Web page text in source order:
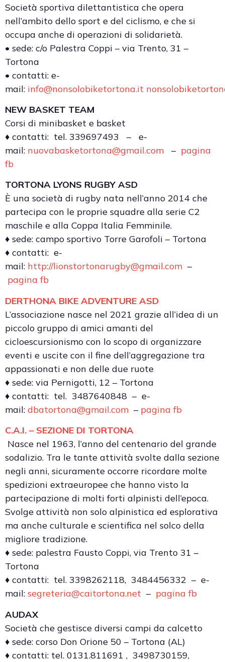
Società sportiva dilettantistica che opera
nell’ambito dello sport e del ciclismo, e che si
occupa anche di operazioni di solidarietà.
• sede: c/o Palestra Coppi – via Trento, 31 –
Tortona
• contatti: e-
mail: info@nonsolobiketortona.it
NEW BASKET TEAM
Corsi di minibasket e basket
♦ contatti: tel. 339697493 – e-
mail: nuovabasketortona@gmail.com – pagina
fb
TORTONA LYONS RUGBY ASD
È una società di rugby nata nell’anno 2014 che
partecipa con le proprie squadre alla serie C2
maschile e alla Coppa Italia Femminile.
♦ sede: campo sportivo Torre Garofoli – Tortona
♦ contatti: e-
mail: http://lionstortonarugby@gmail.com –
pagina fb
DERTHONA BIKE ADVENTURE ASD
L’associazione nasce nel 2021 grazie all’idea di un
piccolo gruppo di amici amanti del
cicloescursionismo con lo scopo di organizzare
eventi e uscite con il fine dell’aggregazione tra
appassionati e non delle due ruote
♦ sede: via Pernigotti, 12 – Tortona
♦ contatti: tel. 3487640848 – e-
mail: dbatortona@gmail.com – pagina fb
C.A.I. – SEZIONE DI TORTONA
Nasce nel 1963, l’anno del centenario del grande
sodalizio. Tra le tante attività svolte dalla sezione
negli anni, sicuramente occorre ricordare molte
spedizioni extraeuropee che hanno visto la
partecipazione di molti forti alpinisti dell’epoca.
Svolge attività non solo alpinistica ed esplorativa
ma anche culturale e scientifica nel solco della
migliore tradizione.
♦ sede: palestra Fausto Coppi, via Trento 31 –
Tortona
♦ contatti: tel. 3398262118, 3484456332 – e-
mail: segreteria@caitortona.net – pagina fb
AUDAX
Società che gestisce diversi campi da calcetto
♦ sede: corso Don Orione 50 – Tortona (AL)
♦ contatti: tel. 0131.811691 , 3498730159,